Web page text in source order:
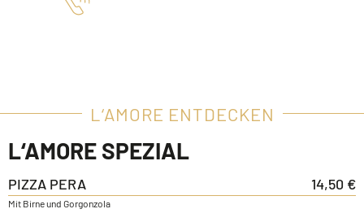
L‘AMORE ENTDECKEN
L‘AMORE SPEZIAL
PIZZA PERA 14,50 €
Mit Birne und Gorgonzola